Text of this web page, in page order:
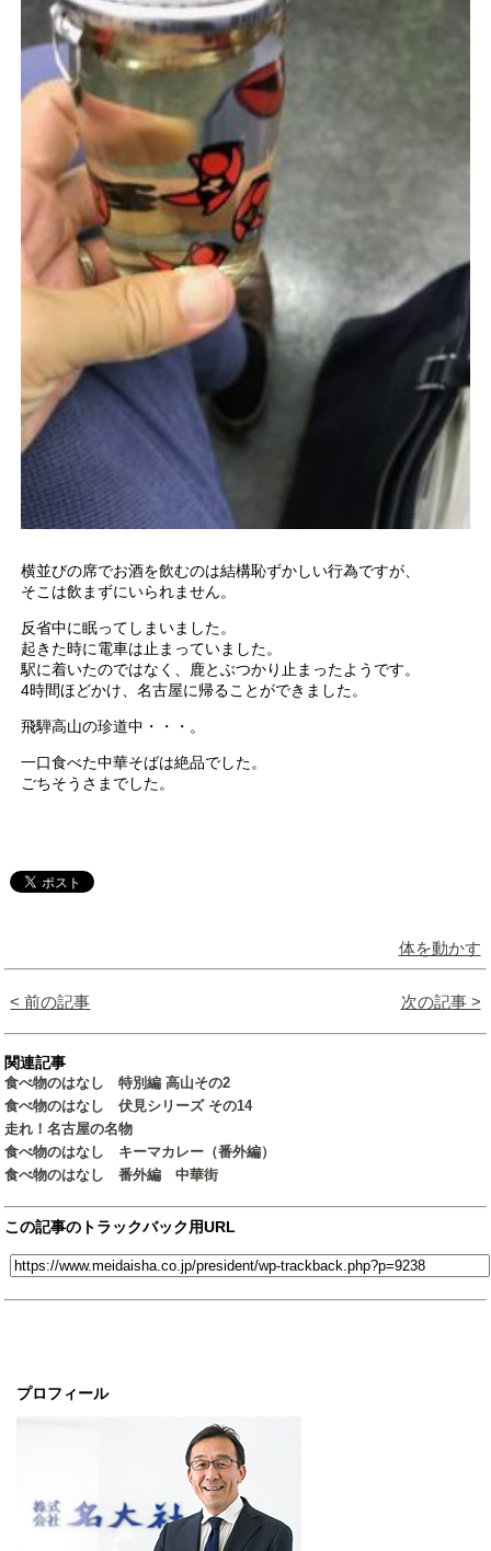
プロフィール
横並びの席でお酒を飲むのは結構恥ずかしい行為ですが、
そこは飲まずにいられません。
反省中に眠ってしまいました。
起きた時に電車は止まっていました。
駅に着いたのではなく、鹿とぶつかり止まったようです。
4時間ほどかけ、名古屋に帰ることができました。
飛騨高山の珍道中・・・。
一口食べた中華そばは絶品でした。
ごちそうさまでした。
体を動かす
< 前の記事 次の記事 >
関連記事
食べ物のはなし 特別編 高山その2
食べ物のはなし 伏見シリーズ その14
走れ！名古屋の名物
食べ物のはなし キーマカレー（番外編）
食べ物のはなし 番外編 中華街
この記事のトラックバック用URL